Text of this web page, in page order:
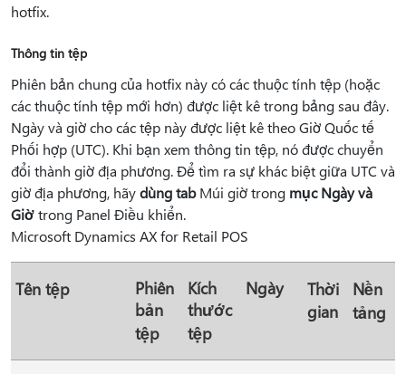
hotfix.
Thông tin tệp
Phiên bản chung của hotfix này có các thuộc tính tệp (hoặc
các thuộc tính tệp mới hơn) được liệt kê trong bảng sau đây.
Ngày và giờ cho các tệp này được liệt kê theo Giờ Quốc tế
Phối hợp (UTC). Khi bạn xem thông tin tệp, nó được chuyển
đổi thành giờ địa phương. Để tìm ra sự khác biệt giữa UTC và
giờ địa phương, hãydùng tabMúi giờ trong mục Ngày và
Giờtrong Panel Điều khiển.
Microsoft Dynamics AX for Retail POS
Tên tệp
Phiên
bản
tệp
Kích
thước
tệp
Ngày
Thời
gian
Nền
tảng